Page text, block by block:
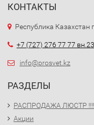
КОНТАКТЫ
Республика Казахстан
+7 (727) 276 77 77
info@prosvet.kz
РАЗДЕЛЫ
РАСПРОДАЖА ЛЮСТР
Акции